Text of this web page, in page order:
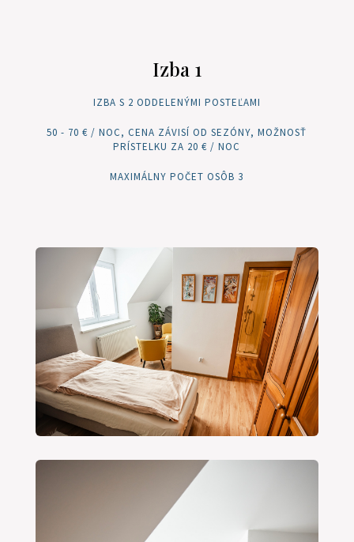
Izba 1
IZBA S 2 ODDELENÝMI POSTEĽAMI
50 - 70 € / NOC, CENA ZÁVISÍ OD SEZÓNY, MOŽNOSŤ
PRÍSTELKU ZA 20 € / NOC
MAXIMÁLNY POČET OSÔB 3